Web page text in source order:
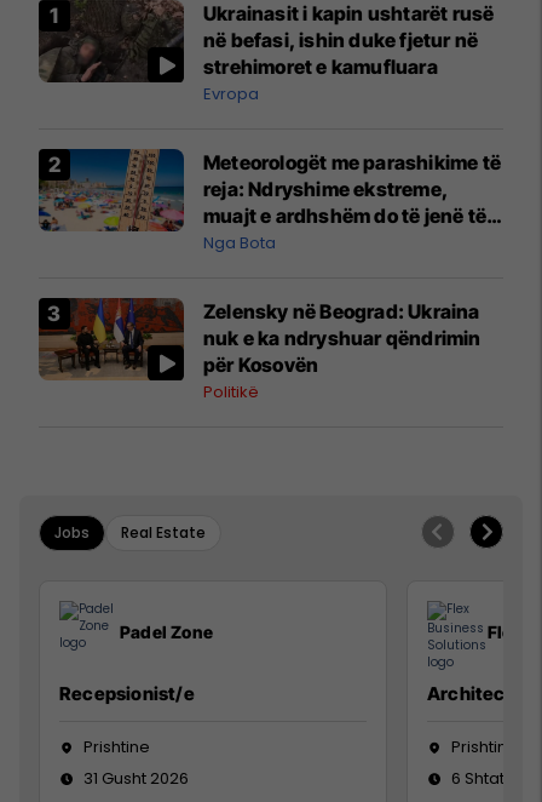
Ukrainasit i kapin ushtarët rusë
në befasi, ishin duke fjetur në
strehimoret e kamufluara
Evropa
Meteorologët me parashikime të
reja: Ndryshime ekstreme,
muajt e ardhshëm do të jenë të
pazakontë
Nga Bota
Zelensky në Beograd: Ukraina
nuk e ka ndryshuar qëndrimin
për Kosovën
Politikë
Jobs Real Estate
Padel Zone
Recepsionist/e
Prishtine
31 Gusht 2026
Flex
Architect
Prishtinë
6 Shtator